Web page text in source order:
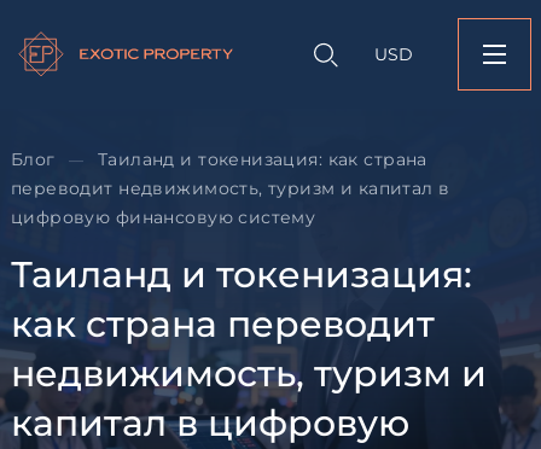
USD
Блог —
Таиланд и токенизация: как страна
переводит недвижимость, туризм и капитал в
цифровую финансовую систему
Таиланд и токенизация:
как страна переводит
недвижимость, туризм и
капитал в цифровую
Оставить
по обработке
объекту
Таиланд и
страна переводит
финансовую
Оставьте заявку и
свяжется с вами
недвижимости